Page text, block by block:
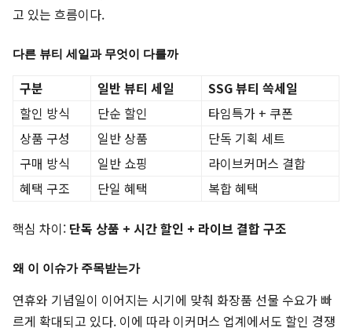
고 있는 흐름이다.
다른 뷰티 세일과 무엇이 다를까
구분 일반 뷰티 세일
SSG 뷰티 쓱세일
할인 방식
단순 할인
타임특가 + 쿠폰
상품 구성
일반 상품
단독 기획 세트
구매 방식
일반 쇼핑
라이브커머스 결합
혜택 구조
단일 혜택 복합 혜택
핵심 차이: 단독 상품 + 시간 할인 + 라이브 결합 구조
왜 이 이슈가 주목받는가
연휴와 기념일이 이어지는 시기에 맞춰 화장품 선물 수요가 빠
르게 확대되고 있다. 이에 따라 이커머스 업계에서도 할인 경쟁